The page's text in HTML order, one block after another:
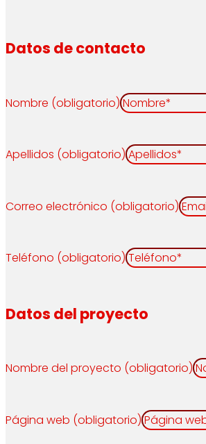
Datos de contacto
Nombre (obligatorio)
Apellidos (obligatorio)
Correo electrónico (obligatorio)
Teléfono (obligatorio)
Datos del proyecto
Nombre del proyecto (obligatorio)
Página web (obligatorio)